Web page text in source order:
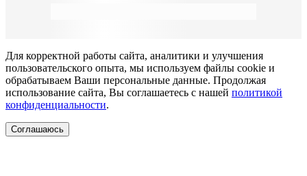
Для корректной работы сайта, аналитики и улучшения
пользовательского опыта, мы используем файлы cookie и
обрабатываем Ваши персональные данные. Продолжая
использование сайта, Вы соглашаетесь с нашей политикой
конфиденциальности.
Соглашаюсь